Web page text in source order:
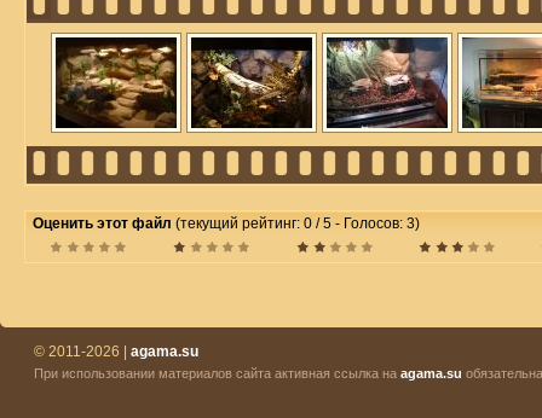
Оценить этот файл (текущий рейтинг: 0 / 5 - Голосов: 3)
© 2011-2026 | agama.su
При использовании материалов сайта активная ссылка на agama.su